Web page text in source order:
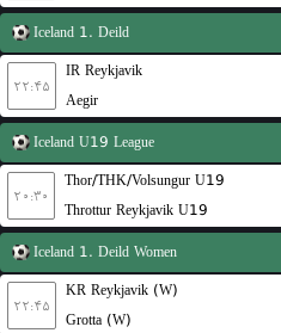
Iceland 1. Deild
۲۲:۴۵
IR Reykjavik
Aegir
Iceland U19 League
۲۰:۳۰
Thor/THK/Volsungur U19
Throttur Reykjavik U19
Iceland 1. Deild Women
۲۲:۴۵
KR Reykjavik (W)
Grotta (W)